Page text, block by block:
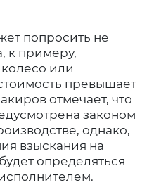
попросить не
к примеру,
или
превышает
отмечает, что
законом
однако,
взыскания на
определяться